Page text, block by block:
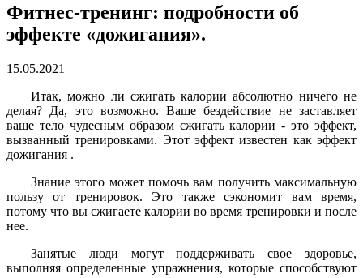
Фитнес-тренинг: подробности об
эффекте «дожигания».
15.05.2021
Итак, можно ли сжигать калории абсолютно ничего не
делая? Да, это возможно. Ваше бездействие не заставляет
ваше тело чудесным образом сжигать калории - это эффект,
вызванный тренировками. Этот эффект известен как эффект
дожигания .
Знание этого может помочь вам получить максимальную
пользу от тренировок. Это также сэкономит вам время,
потому что вы сжигаете калории во время тренировки и после
нее.
Занятые люди могут поддерживать свое здоровье,
выполняя определенные упражнения, которые способствуют